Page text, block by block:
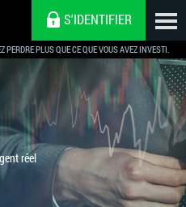
PERDRE PLUS QUE CE QUE VOUS AVEZ INVESTI.
S'IDENTIFIER
réel